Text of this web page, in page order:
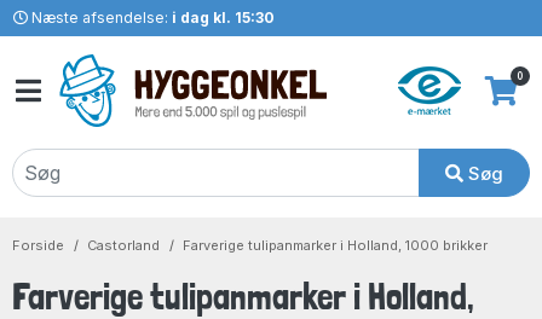
Næste afsendelse: i dag kl. 15:30
Søg
0
Forside Castorland Farverige tulipanmarker i Holland, 1000 brikker
Farverige tulipanmarker i Holland,